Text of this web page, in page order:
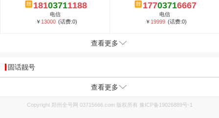
18103711188
电信
￥ 13000 (话费:0)
17703716667
电信
￥ 19999 (话费:0)
查看更多
固话靓号
查看更多
Copyright 郑州全号网 03715666.com 版权所有 豫ICP备19026889号-1